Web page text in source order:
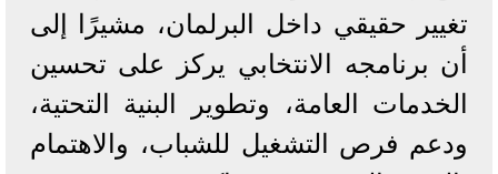
تغيير حقيقي داخل البرلمان، مشيرًا إلى
أن برنامجه الانتخابي يركز على تحسين
الخدمات العامة، وتطوير البنية التحتية،
ودعم فرص التشغيل للشباب، والاهتمام